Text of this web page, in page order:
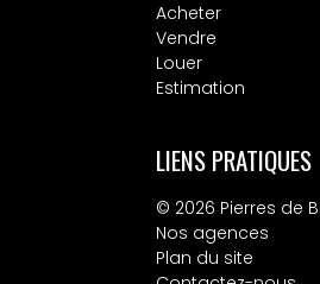
Acheter
Vendre
Louer
Estimation
LIENS PRATIQUES
© 2026 Pierres de
Nos agences
Plan du site